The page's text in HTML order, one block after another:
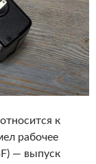
к
рабочее
— выпуск